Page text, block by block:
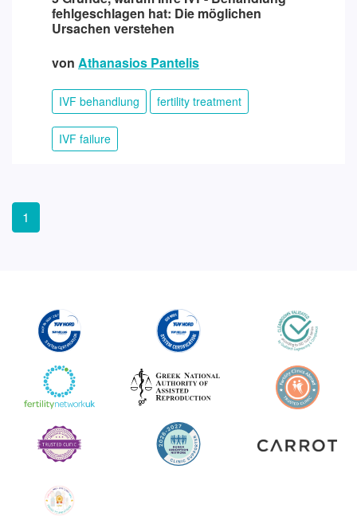
fehlgeschlagen hat: Die möglichen
Ursachen verstehen
von Athanasios Pantelis
IVF behandlung fertility treatment
IVF failure
1